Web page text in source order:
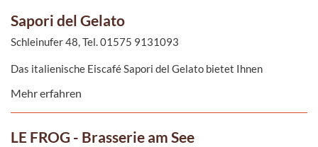
Sapori del Gelato
Schleinufer 48, Tel. 01575 9131093
Das italienische Eiscafé Sapori del Gelato bietet Ihnen
werden täglich vom Eismeister frisch zubereitet.
Mehr erfahren
LE FROG - Brasserie am See